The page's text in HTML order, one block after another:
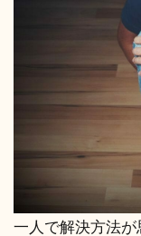
一人で解決方法が